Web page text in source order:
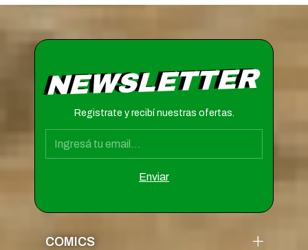
NEWSLETTER
Registrate y recibí nuestras ofertas.
COMICS